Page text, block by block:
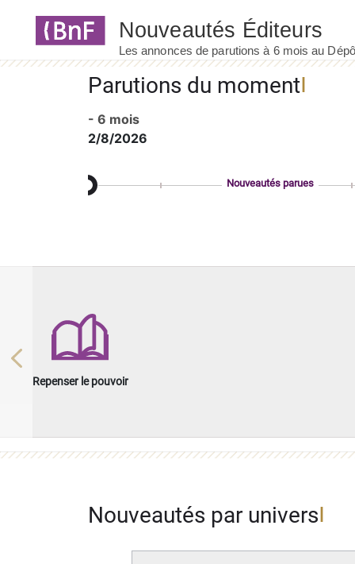
Parutions du moment
- 6 mois
2/8/2026
Nouveautés parues
Repenser le pouvoir
Previous
Nouveautés par univers